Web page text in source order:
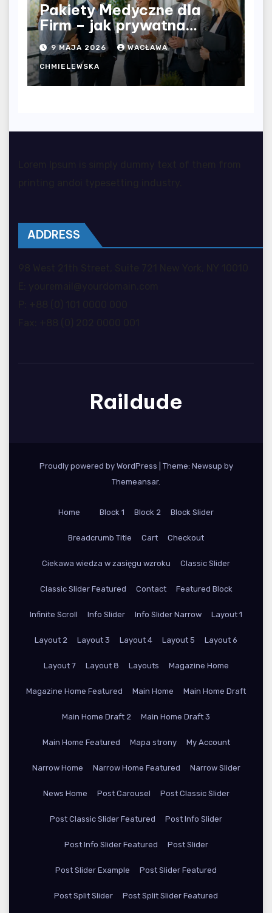
Pakiety Medyczne dla
Firm – jak prywatna
opieka zdrowotna
wpływa na jakość
współpracy w
organizacji?
9 MAJA 2026 WACŁAWA
CHMIELEWSKA
ADDRESS
Raildude
Proudly powered by WordPress
Theme: Newsup by
Themeansar.
Home Block 1 Block 2 Block Slider
Breadcrumb Title Cart Checkout
Ciekawa wiedza w zasięgu wzroku Classic Slider
Classic Slider Featured Contact Featured Block
Infinite Scroll Info Slider Info Slider Narrow Layout 1
Layout 2 Layout 3 Layout 4 Layout 5 Layout 6
Layout 7 Layout 8 Layouts Magazine Home
Magazine Home Featured Main Home Main Home Draft
Main Home Draft 2 Main Home Draft 3
Main Home Featured Mapa strony My Account
Narrow Home Narrow Home Featured Narrow Slider
News Home Post Carousel Post Classic Slider
Post Classic Slider Featured Post Info Slider
Post Info Slider Featured Post Slider
Post Slider Example Post Slider Featured
Post Split Slider Post Split Slider Featured